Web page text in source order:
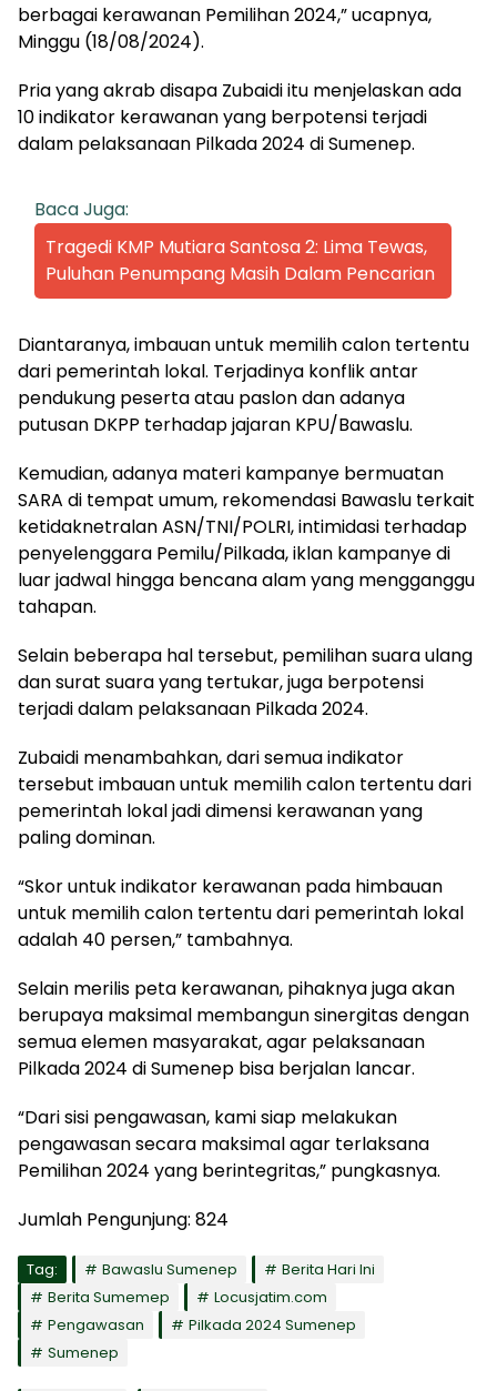
berbagai kerawanan Pemilihan 2024,” ucapnya,
Minggu (18/08/2024).
Pria yang akrab disapa Zubaidi itu menjelaskan ada
10 indikator kerawanan yang berpotensi terjadi
dalam pelaksanaan Pilkada 2024 di Sumenep.
Baca Juga:
Tragedi KMP Mutiara Santosa 2: Lima Tewas,
Puluhan Penumpang Masih Dalam Pencarian
Diantaranya, imbauan untuk memilih calon tertentu
dari pemerintah lokal. Terjadinya konflik antar
pendukung peserta atau paslon dan adanya
putusan DKPP terhadap jajaran KPU/Bawaslu.
Kemudian, adanya materi kampanye bermuatan
SARA di tempat umum, rekomendasi Bawaslu terkait
ketidaknetralan ASN/TNI/POLRI, intimidasi terhadap
penyelenggara Pemilu/Pilkada, iklan kampanye di
luar jadwal hingga bencana alam yang mengganggu
tahapan.
Selain beberapa hal tersebut, pemilihan suara ulang
dan surat suara yang tertukar, juga berpotensi
terjadi dalam pelaksanaan Pilkada 2024.
Zubaidi menambahkan, dari semua indikator
tersebut imbauan untuk memilih calon tertentu dari
pemerintah lokal jadi dimensi kerawanan yang
paling dominan.
“Skor untuk indikator kerawanan pada himbauan
untuk memilih calon tertentu dari pemerintah lokal
adalah 40 persen,” tambahnya.
Selain merilis peta kerawanan, pihaknya juga akan
berupaya maksimal membangun sinergitas dengan
semua elemen masyarakat, agar pelaksanaan
Pilkada 2024 di Sumenep bisa berjalan lancar.
“Dari sisi pengawasan, kami siap melakukan
pengawasan secara maksimal agar terlaksana
Pemilihan 2024 yang berintegritas,” pungkasnya.
Jumlah Pengunjung: 824
Tag: Bawaslu Sumenep
Berita Hari Ini
Berita Sumemep
Locusjatim.com
Pengawasan
Pilkada 2024 Sumenep
Sumenep